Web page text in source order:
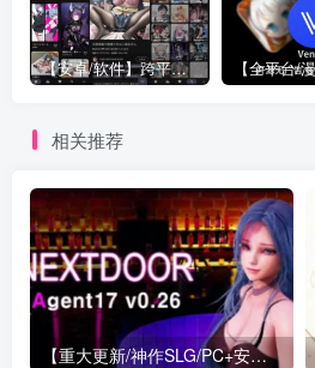
【安卓/软件】跨平台免代理直连P站 Pixez-Flutter V0.9.105 动图 | 以图搜源 | 批量下载 | Pixiv | 漫画 小说 插图
相关推荐
【重大更新/神作SLG/PC+安卓/官中】特工17 Agent 17 v0.26.10 官方中文版+存档or满金币